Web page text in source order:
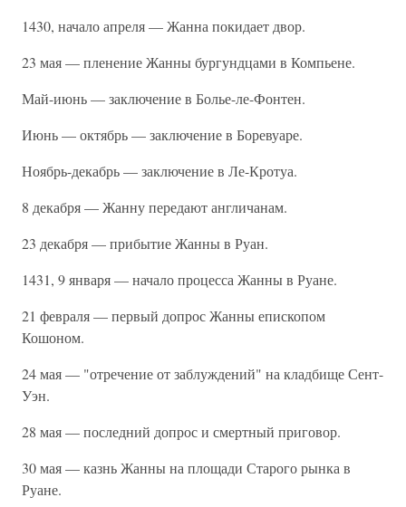
1430, начало апреля — Жанна покидает двор.
23 мая — пленение Жанны бургундцами в Компьене.
Май-июнь — заключение в Болье-ле-Фонтен.
Июнь — октябрь — заключение в Боревуаре.
Ноябрь-декабрь — заключение в Ле-Кротуа.
8 декабря — Жанну передают англичанам.
23 декабря — прибытие Жанны в Руан.
1431, 9 января — начало процесса Жанны в Руане.
21 февраля — первый допрос Жанны епископом
Кошоном.
24 мая — "отречение от заблуждений" на кладбище Сент-
Уэн.
28 мая — последний допрос и смертный приговор.
30 мая — казнь Жанны на площади Старого рынка в
Руане.